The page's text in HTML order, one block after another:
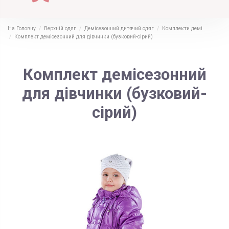
На Головну Верхній одяг Демісезонний дитячий одяг
Комплекти демі
Комплект демісезонний для дівчинки (бузковий-сірий)
Комплект демісезонний
для дівчинки (бузковий-
сірий)